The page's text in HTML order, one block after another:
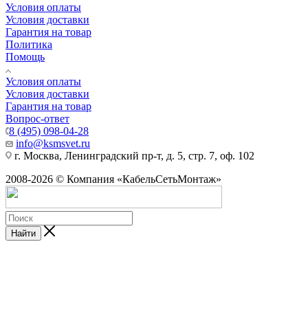
Условия оплаты
Условия доставки
Гарантия на товар
Политика
Помощь
Условия оплаты
Условия доставки
Гарантия на товар
Вопрос-ответ
8 (495) 098-04-28
info@ksmsvet.ru
г. Москва, Ленинградский пр-т, д. 5, стр. 7, оф. 102
2008-2026 © Компания «КабельСетьМонтаж»
Найти